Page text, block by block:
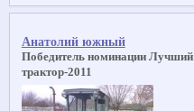
Анатолий южный
Победитель номинации Лучший
трактор-2011